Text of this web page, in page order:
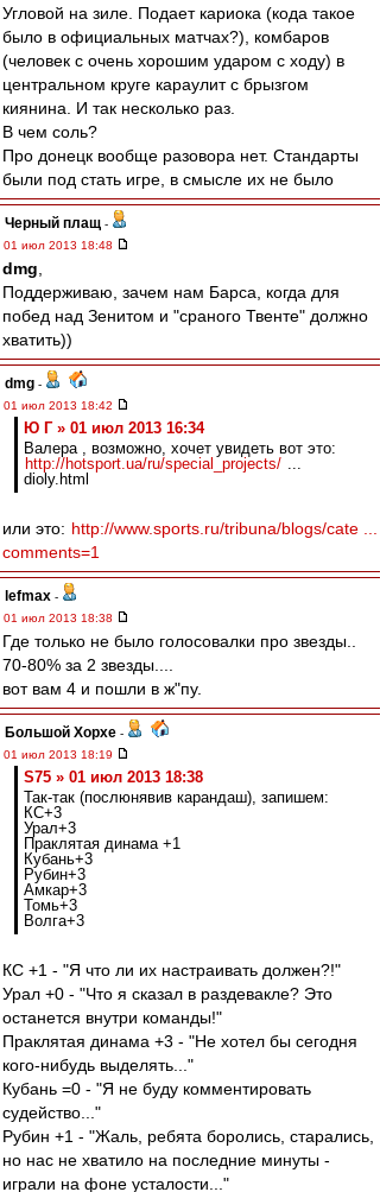
Угловой на зиле. Подает кариока (кода такое
было в официальных матчах?), комбаров
(человек с очень хорошим ударом с ходу) в
центральном круге караулит с брызгом
киянина. И так несколько раз.
В чем соль?
Про донецк вообще разовора нет. Стандарты
были под стать игре, в смысле их не было
Черный плащ -
01 июл 2013 18:48
dmg
Поддерживаю, зачем нам Барса, когда для
побед над Зенитом и "сраного Твенте" должно
хватить))
dmg -
01 июл 2013 18:42
Ю Г » 01 июл 2013 16:34
Валера , возможно, хочет увидеть вот это:
http://hotsport.ua/ru/special_projects/ ...
dioly.html
или это: http://www.sports.ru/tribuna/blogs/cate ...
comments=1
lefmax -
01 июл 2013 18:38
Где только не было голосовалки про звезды..
70-80% за 2 звезды....
вот вам 4 и пошли в ж"пу.
Большой Хорхе -
01 июл 2013 18:19
S75 » 01 июл 2013 18:38
Так-так (послюнявив карандаш), запишем:
КС+3
Урал+3
Праклятая динама +1
Кубань+3
Рубин+3
Амкар+3
Томь+3
Волга+3
КС +1 - "Я что ли их настраивать должен?!"
Урал +0 - "Что я сказал в раздевакле? Это
останется внутри команды!"
Праклятая динама +3 - "Не хотел бы сегодня
кого-нибудь выделять..."
Кубань =0 - "Я не буду комментировать
судейство..."
Рубин +1 - "Жаль, ребята боролись, старались,
но нас не хватило на последние минуты -
играли на фоне усталости..."